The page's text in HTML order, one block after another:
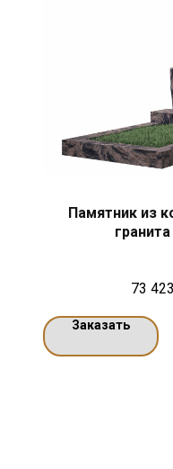
Памятник из
73 423
Заказать